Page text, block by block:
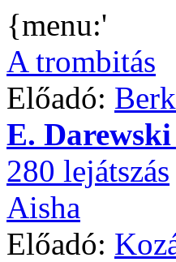
{menu:'
A trombitás
Előadó:
E.
280 lejátszás
Aisha
Előadó: